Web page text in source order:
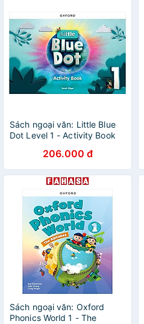
Sách ngoại văn: Little Blue
Dot Level 1 - Activity Book
206.000 đ
Sách ngoại văn: Oxford
Phonics World 1 - The